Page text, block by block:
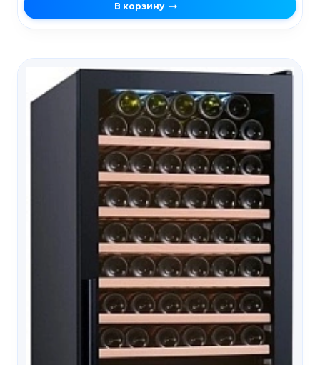
В корзину